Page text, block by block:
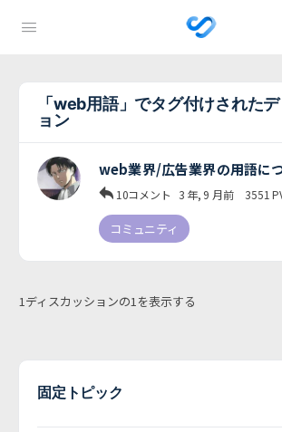
「web用語」でタグ付けされた
ョン
web業界/広告業界の用語に
10コメント 3 年, 9 月前 3551
コミュニティ
1ディスカッションの1を表示する
固定トピック